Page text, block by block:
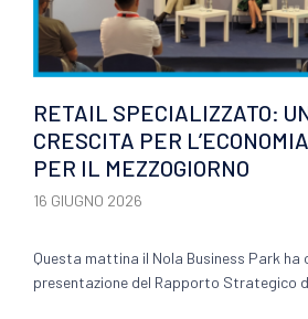
RETAIL SPECIALIZZATO:
CRESCITA PER
PER IL MEZZOGIORNO
16 GIUGNO 2026
Questa mattina il Nola Business Park
presentazione del Rapporto Strategico